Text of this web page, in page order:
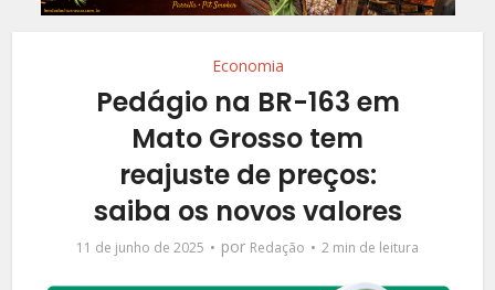
Economia
Pedágio na BR-163 em
Mato Grosso tem
reajuste de preços:
saiba os novos valores
11 de junho de 2025 por Redação 2 min de leitura